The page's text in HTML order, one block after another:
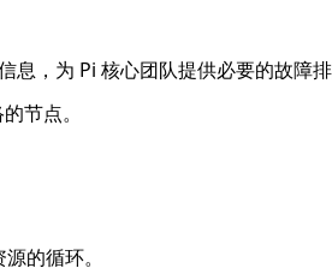
，为 Pi 核心团队提供必要的故障排
节点。
的循环。